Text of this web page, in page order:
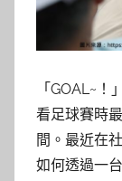
服
部
落
「GOAL~！」
看足球賽時
間。最近在
如何透過一